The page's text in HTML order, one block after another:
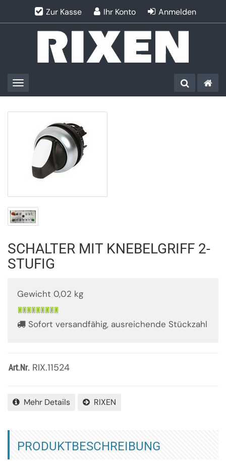
Zur Kasse Ihr Konto Anmelden
Toggle navigation
SCHALTER MIT KNEBELGRIFF 2-
STUFIG
Gewicht 0,02 kg
Sofort versandfähig, ausreichende Stückzahl
Art.Nr. RIX.11524
Mehr Details RIXEN
PRODUKTBESCHREIBUNG